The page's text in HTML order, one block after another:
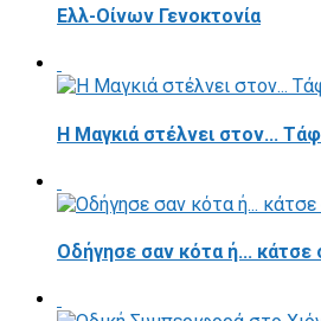
Ελλ-Οίνων Γενοκτονία
H Μαγκιά στέλνει στον...
Οδήγησε σαν κότα ή... κάτσε